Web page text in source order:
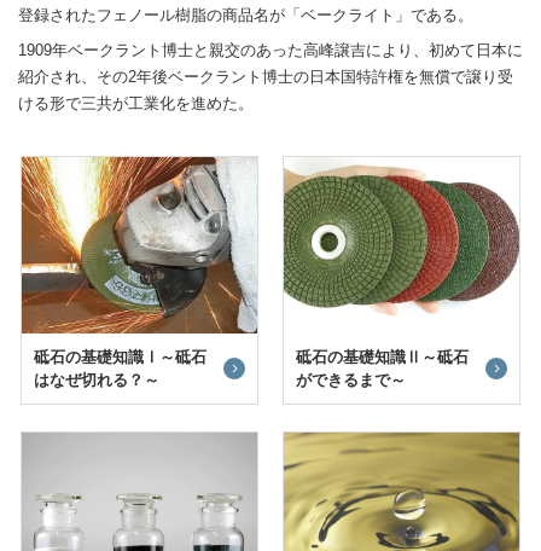
登録されたフェノール樹脂の商品名が「ベークライト」である。
1909年ベークラント博士と親交のあった高峰譲吉により、初めて日本に
紹介され、その2年後ベークラント博士の日本国特許権を無償で譲り受
ける形で三共が工業化を進めた。
砥石の基礎知識Ⅰ～砥石
はなぜ切れる？～
砥石の基礎知識Ⅱ～砥石
ができるまで～